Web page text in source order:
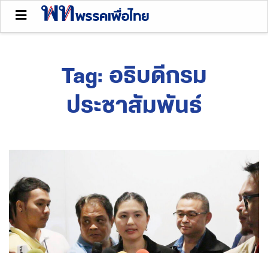
Tag: อธิบดีกรม
ประชาสัมพันธ์